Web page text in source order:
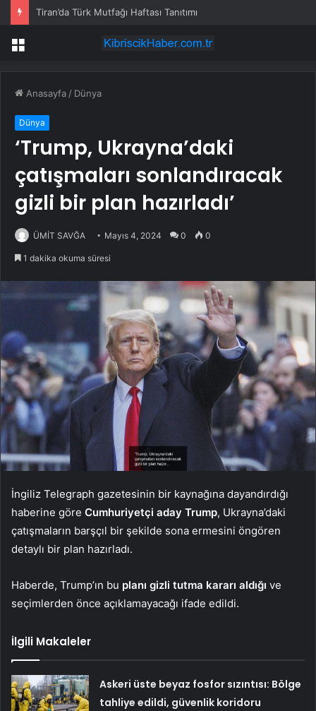
Tiran’da Türk Mutfağı Haftası Tanıtımı
Menü
Anasayfa / Dünya
Dünya
‘Trump, Ukrayna’daki
çatışmaları sonlandıracak
gizli bir plan hazırladı’
ÜMİT SAVĞA Mayıs 4, 2024 0 0
1 dakika okuma süresi
İngiliz Telegraph gazetesinin bir kaynağına dayandırdığı
haberine göre Cumhuriyetçi aday Trump, Ukrayna’daki
çatışmaların barşçıl bir şekilde sona ermesini öngören
detaylı bir plan hazırladı.
Haberde, Trump’ın bu planı gizli tutma kararı aldığı ve
seçimlerden önce açıklamayacağı ifade edildi.
İlgili Makaleler
Askeri üste beyaz fosfor sızıntısı: Bölge
tahliye edildi, güvenlik koridoru